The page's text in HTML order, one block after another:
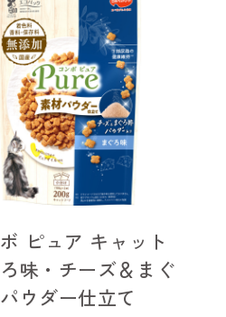
ピュア キャット
味・チーズ＆まぐ
ウダー仕立て